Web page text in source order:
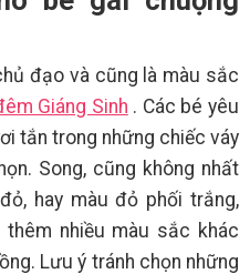
đạo và cũng là màu sắc
Giáng Sinh . Các bé yêu
tắn trong những chiếc váy
Song, cũng không nhất
hay màu đỏ phối trắng,
nhiều màu sắc khác
Lưu ý tránh chọn những